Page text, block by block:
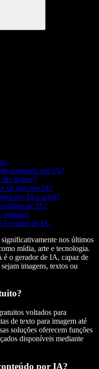
conteúdo por IA?
ilegais?
de arte por IA?
por IA é legal?
de IA?
existem?
Gerador de IA:
nos últimos
mídia, arte e tecnologia.
é o gerador de IA, capaz de
imagens, textos ou
voltados para
de texto para imagem até
soluções oferecem funções
disponíveis mediante
por IA?